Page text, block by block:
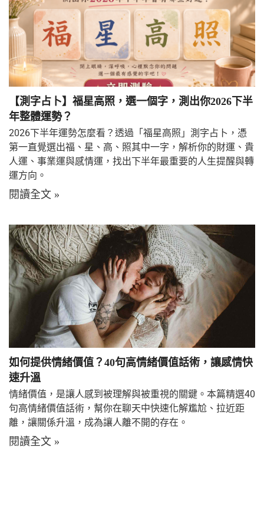
【測字占卜】福星高照，選一個字，測出你2026下半
年整體運勢？
2026下半年運勢怎麼看？透過「福星高照」測字占卜，憑
第一直覺選出福、星、高、照其中一字，解析你的財運、貴
人運、事業運與感情運，找出下半年最重要的人生提醒與轉
運方向。
閱讀全文 »
如何提供情緒價值？40句高情緒價值話術，讓感情快
速升溫
情緒價值，是讓人感到被理解與被重視的關鍵。本篇精選40
句高情緒價值話術，幫你在聊天中快速化解尷尬、拉近距
離，讓關係升溫，成為讓人離不開的存在。
閱讀全文 »